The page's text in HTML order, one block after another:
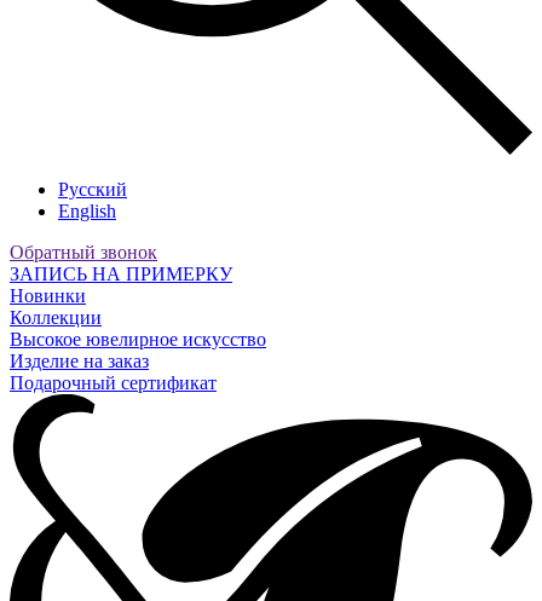
Русский
English
Обратный звонок
ЗАПИСЬ НА ПРИМЕРКУ
Новинки
Коллекции
Высокое ювелирное искусство
Изделие на заказ
Подарочный сертификат